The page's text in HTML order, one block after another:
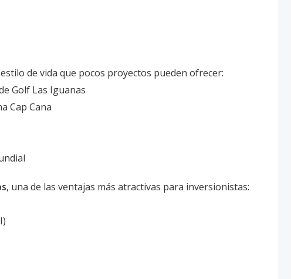
de vida que pocos proyectos pueden ofrecer:
Golf Las Iguanas
Cap Cana
, una de las ventajas más atractivas para inversionistas: